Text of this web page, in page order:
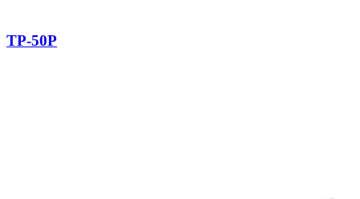
TP-50P